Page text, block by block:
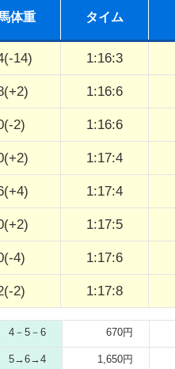
体重 タイム
14) 1:16:3
1:16:6
2) 1:16:6
1:17:4
1:17:4
1:17:5
4) 1:17:6
2) 1:17:8
4－5－6 670円
5→6→4 1,650円